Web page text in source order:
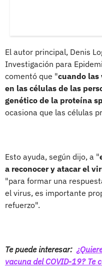
El autor principal, Denis
Investigación para
comentó que "cuando las
en las células de las
genético de la proteína
ocasiona que las células
Esto ayuda, según dijo, a "
a reconocer y atacar el
"para formar una
el virus, es importante
refuerzo".
Te puede interesar:
vacuna del COVID-19? Te